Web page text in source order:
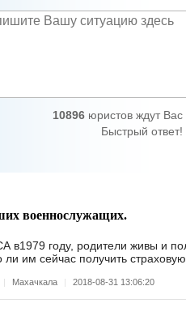
10896юристов ждут Вас
Быстрый ответ!
военнослужащих.
в1979 году, родители живы и
им сейчас получить страховую
| Махачкала | 2018-08-31 13:06:20